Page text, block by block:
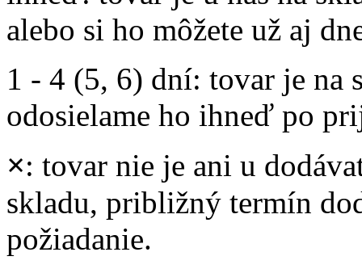
alebo si ho môžete už aj
1 - 4 (5, 6) dní: tovar je na
odosielame ho ihneď po
×: tovar nie je ani u
skladu, približný termín
požiadanie.